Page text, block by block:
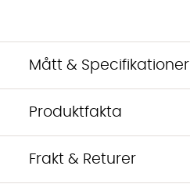
Mått & Specifikationer
Produktfakta
Frakt & Returer